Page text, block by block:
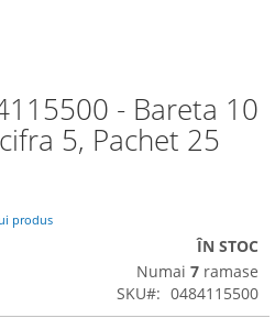
- Bareta 10
5, Pachet 25
produs
ÎN STOC
Numai 7 ramase
SKU
0484115500